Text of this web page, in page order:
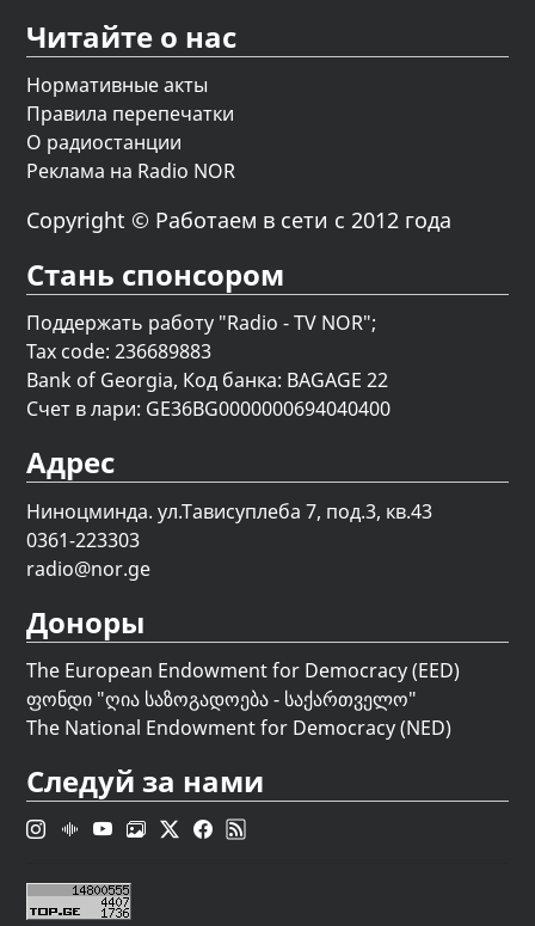
Читайте о нас
Нормативные акты
Правила перепечатки
О радиостанции
Реклама на Radio NOR
Copyright © Работаем в сети с 2012 года
Стань спонсором
Поддержать работу "Radio - TV NOR";
Tax code: 236689883
Bank of Georgia, Код банка: BAGAGE 22
Счет в лари: GE36BG0000000694040400
Адрес
Ниноцминда. ул.Тависуплеба 7, под.3, кв.43
0361-223303
radio@nor.ge
Доноры
The European Endowment for Democracy (EED)
ფონდი "ღია საზოგადოება - საქართველო"
The National Endowment for Democracy (NED)
Следуй за нами